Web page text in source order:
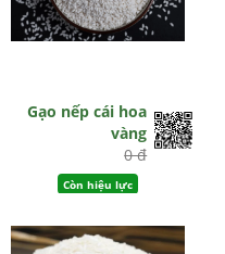
Gạo nếp cái hoa
vàng
0 đ
Còn hiệu lực